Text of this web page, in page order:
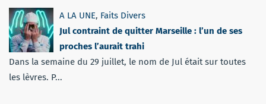
A LA UNE, Faits Divers
Jul contraint de quitter Marseille : l’un de ses
proches l’aurait trahi
Dans la semaine du 29 juillet, le nom de Jul était sur toutes
les lèvres. P...